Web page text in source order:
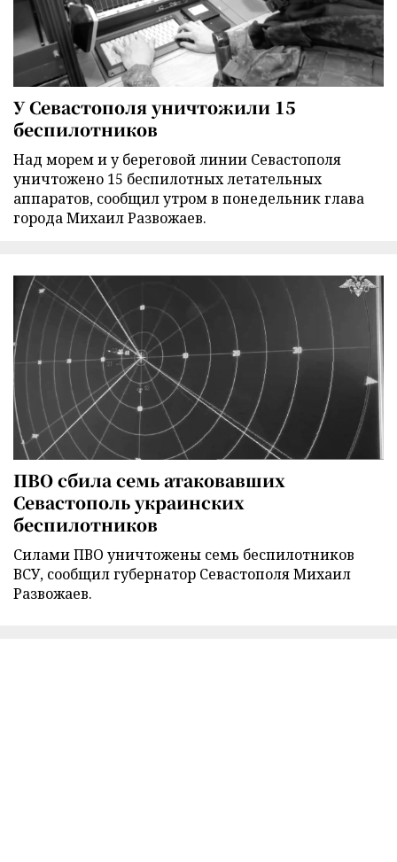
У Севастополя уничтожили 15
беспилотников
Над морем и у береговой линии Севастополя
уничтожено 15 беспилотных летательных
аппаратов, сообщил утром в понедельник глава
города Михаил Развожаев.
ПВО сбила семь атаковавших
Севастополь украинских
беспилотников
Силами ПВО уничтожены семь беспилотников
ВСУ, сообщил губернатор Севастополя Михаил
Развожаев.